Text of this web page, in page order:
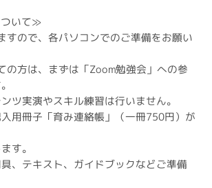
いて≫
ので、各パソコンでのご準備をお願い
の方は、まずは「Zoom勉強会」への参
ツ実演やスキル練習は行いません。
用冊子「育み連絡帳」（一冊750円）が
す。
、テキスト、ガイドブックなどご準備